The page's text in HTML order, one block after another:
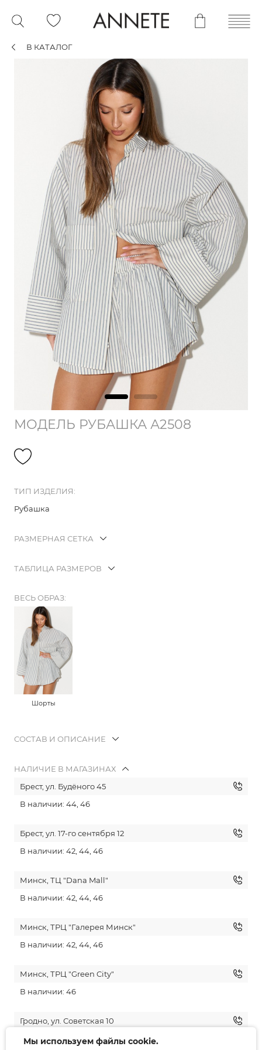
В КАТАЛОГ
МОДЕЛЬ РУБАШКА А2508
ТИП ИЗДЕЛИЯ:
Рубашка
РАЗМЕРНАЯ СЕТКА
ТАБЛИЦА РАЗМЕРОВ
ВЕСЬ ОБРАЗ:
Шорты
СОСТАВ И ОПИСАНИЕ
НАЛИЧИЕ В МАГАЗИНАХ
Брест, ул. Будёного 45
В наличии: 44, 46
Брест, ул. 17-го сентября 12
В наличии: 42, 44, 46
Минск, ТЦ "Dana Mall"
В наличии: 42, 44, 46
Минск, ТРЦ "Галерея Минск"
В наличии: 42, 44, 46
Минск, ТРЦ "Green City"
В наличии: 46
Гродно, ул. Советская 10
В наличии: 42, 44, 46
Мы используем файлы cookie.